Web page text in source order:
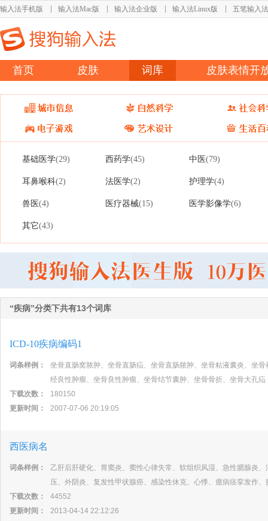
输入法手机版 输入法Mac版 输入法企业版 输入法Linux版 五笔输入法
首页 皮肤 词库 皮肤表情开
基础医学(29) 西药学(45) 中医(79)
耳鼻喉科(2) 法医学(2) 护理学(4)
兽医(4) 医疗器械(15) 医学影像学(6)
其它(43)
“疾病”分类下共有13个词库
ICD-10疾病编码1
词条样例：
坐骨直肠窝脓肿、坐骨直肠疝、坐骨直肠脓肿、坐骨粘液囊炎、坐
经良性肿瘤、坐骨良性肿瘤、坐骨结节囊肿、坐骨骨折、坐骨大孔疝
下载次数：
180150
更新时间：
2007-07-06 20:19:05
西医病名
词条样例：
乙肝后肝硬化、胃窦炎、窦性心律失常、软组织风湿、急性腮腺炎
压、外阴炎、复发性甲状腺癌、感染性休克、心悸、癔病痉挛发作
下载次数：
44552
更新时间：
2013-04-14 22:12:26